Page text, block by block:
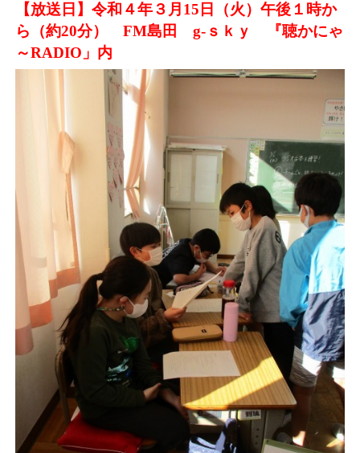
【放送日】令和４年３月15日（火）午後１時か
ら（約20分） FM島田 g-ｓｋｙ 『聴かにゃ
～RADIO」内